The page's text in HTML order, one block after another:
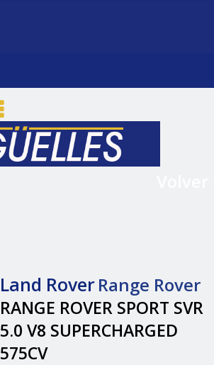
Land RoverRange Rover
RANGE ROVER SPORT SVR
5.0 V8 SUPERCHARGED
575CV